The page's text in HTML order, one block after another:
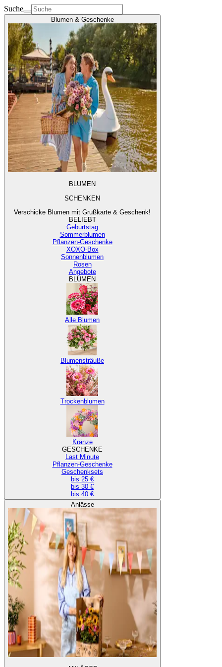
Suche
Blumen & Geschenke
BLUMEN
SCHENKEN
Verschicke Blumen mit Grußkarte & Geschenk!
BELIEBT
Geburtstag
Sommerblumen
Pflanzen-Geschenke
XOXO-Box
Sonnenblumen
Rosen
Angebote
BLUMEN
Alle Blumen
Blumensträuße
Trockenblumen
Kränze
GESCHENKE
Last Minute
Pflanzen-Geschenke
Geschenksets
bis 25 €
bis 30 €
bis 40 €
Anlässe